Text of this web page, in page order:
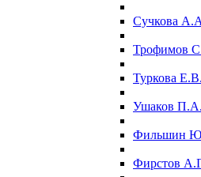
Сучкова
Трофимов
Туркова Е.В.
Ушаков П.А.
Фильшин
Фирстов